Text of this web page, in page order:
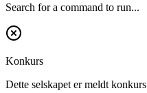
Search for a command to run...
Konkurs
Dette selskapet er meldt konkurs